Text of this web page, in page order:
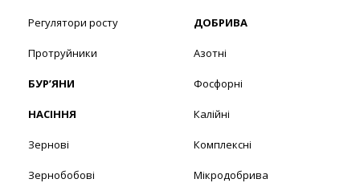
Регулятори росту
Протруйники
БУР’ЯНИ
НАСІННЯ
Зернові
Зернобобові
ДОБРИВА
Азотні
Фосфорні
Калійні
Комплексні
Мікродобрива